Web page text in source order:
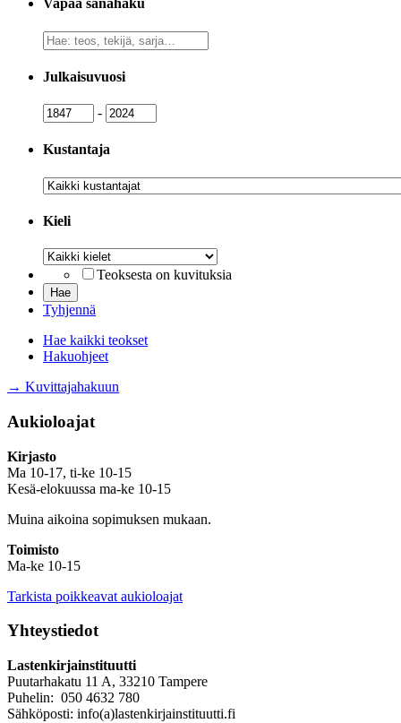
Vapaa sanahaku
Vapaa
sanahaku
Julkaisuvuosi
Julkaisuvuosi
- Julkaisuvuosi
Kustantaja
Kustantaja
Kieli
Kieli
Teoksesta on kuvituksia
Tyhjennä
Hae kaikki teokset
Hakuohjeet
→ Kuvittajahakuun
Aukioloajat
Kirjasto
Ma 10-17, ti-ke 10-15
Kesä-elokuussa ma-ke 10-15
Muina aikoina sopimuksen mukaan.
Toimisto
Ma-ke 10-15
Tarkista poikkeavat aukioloajat
Yhteystiedot
Lastenkirjainstituutti
Puutarhakatu 11 A, 33210 Tampere
Puhelin: 050 4632 780
Sähköposti: info(a)lastenkirjainstituutti.fi